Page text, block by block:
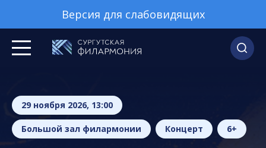
Версия для слабовидящих
29 ноября 2026, 13:00
Большой зал филармонии Концерт 6+